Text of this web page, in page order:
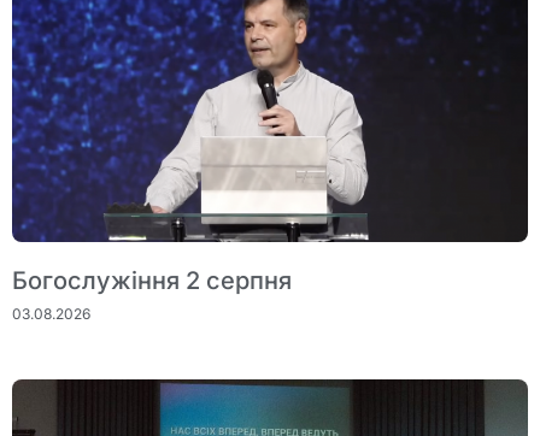
Богослужіння 2 серпня
03.08.2026